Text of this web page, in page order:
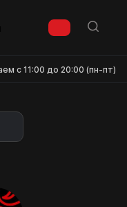
с 11:00 до 20:00 (пн-пт)